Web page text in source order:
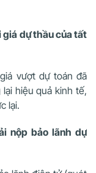
dự thầu của tất
vượt dự toán đã
hiệu quả kinh tế,
lại.
nộp bảo lãnh dự